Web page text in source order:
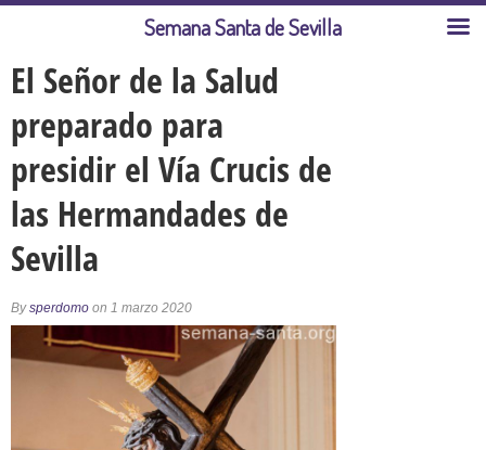
El Señor de la Salud
preparado para
presidir el Vía Crucis de
las Hermandades de
Sevilla
Bysperdomo on 1 marzo 2020
Semana Santa de Sevilla